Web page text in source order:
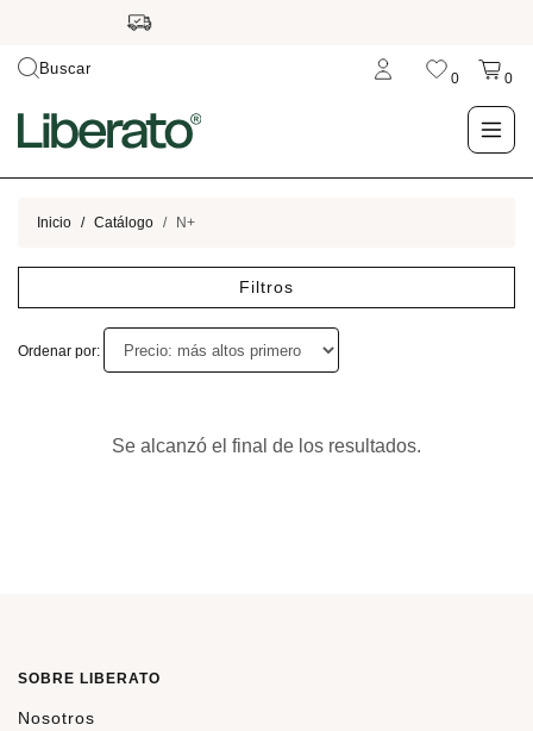
Buscar
0 0
LO NUEVO
OUTLET
Inicio Catálogo N+
Filtros
Ordenar por:
Se alcanzó el final de los resultados.
SOBRE LIBERATO
Nosotros